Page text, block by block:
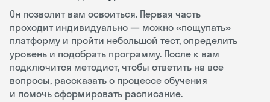
Он позволит вам освоиться. Первая часть
проходит индивидуально — можно «пощупать»
платформу и пройти небольшой тест, определить
уровень и подобрать программу. После к вам
подключится методист, чтобы ответить на все
вопросы, рассказать о процессе обучения
и помочь сформировать расписание.